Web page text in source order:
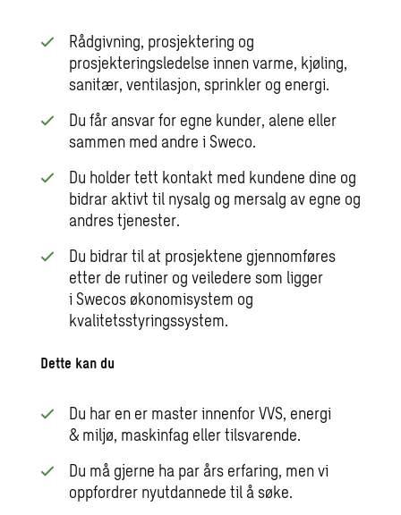
Rådgivning, prosjektering og
prosjekteringsledelse innen varme, kjøling,
sanitær, ventilasjon, sprinkler og energi.
Du får ansvar for egne kunder, alene eller
sammen med andre i Sweco.
Du holder tett kontakt med kundene dine og
bidrar aktivt til nysalg og mersalg av egne og
andres tjenester.
Du bidrar til at prosjektene gjennomføres
etter de rutiner og veiledere som ligger
i Swecos økonomisystem og
kvalitetsstyringssystem.
Dette kan du
Du har en er master innenfor VVS, energi
& miljø, maskinfag eller tilsvarende.
Du må gjerne ha par års erfaring, men vi
oppfordrer nyutdannede til å søke.